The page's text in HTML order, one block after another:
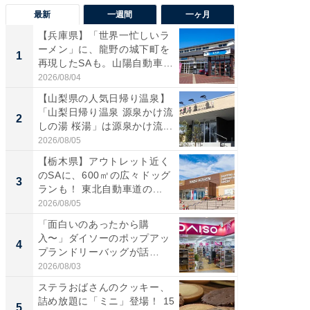
最新 一週間 一ヶ月
1
【兵庫県】「世界一忙しいラ
ーメン」に、龍野の城下町を
再現したSAも。山陽自動車
道...
2026/08/04
2
【山梨県の人気日帰り温泉】
「山梨日帰り温泉 源泉かけ流
しの湯 桜湯」は源泉かけ流...
2026/08/05
3
【栃木県】アウトレット近く
のSAに、600㎡の広々ドッグ
ランも！ 東北自動車道の...
2026/08/05
4
「面白いのあったから購
入〜」ダイソーのポップアッ
プランドリーバッグが話
題。“さま...
2026/08/03
ステラおばさんのクッキー、
詰め放題に「ミニ」登場！ 15